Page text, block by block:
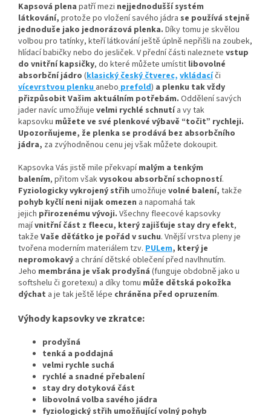
Kapsová plena patří mezi nejjednodušší systém
látkování, protože po vložení savého jádra se používá stejně
jednoduše jako jednorázová plenka. Díky tomu je skvělou
volbou pro tatínky, kteří látkování ještě úplně nepřišli na zoubek,
hlídací babičky nebo do jesliček. V přední části naleznete vstup
do vnitřní kapsičky, do které můžete umístit libovolné
absorbčníjádro (klasický český čtverec, vkládacíči
vícevrstvou plenkuaneboprefold) a plenku tak vždy
přizpůsobit Vašim aktuálním potřebám. Oddělení savých
jader navíc umožňuje velmi rychlé schnutía vy tak
kapsovku můžete ve své plenkové výbavě “točit” rychleji.
Upozorňujeme, že plenka se prodává bez absorbčního
jádra, za zvýhodněnou cenu jej však můžete dokoupit.
Kapsovka Vás jistě mile překvapímalým a tenkým
balením, přitom všakvysokou absorbční schopností.
Fyziologicky vykrojený střih umožňuje volné balení, takže
pohyb kyčlí neni nijak omezen a napomahá tak
jejich přirozenému vývoji. Všechny fleecové kapsovky
majívnitřní část z fleecu, který zajišťuje stay dry efekt,
takže Vaše děťátko je pořád v suchu. Vnější vrstva pleny je
tvořena moderním materiálem tzv. PULem, který je
nepromokavý a chrání dětské oblečení před navlhnutím.
Jeho membrána je však prodyšná (funguje obdobně jako u
softshelu či goretexu) a díky tomu může dětská pokožka
dýchat a je tak ještě lépe chráněna před opruzením.
Výhody kapsovky ve zkratce:
prodyšná
tenká a poddajná
velmi rychle suchá
rychlé a snadné přebalení
stay dry dotyková část
libovolná volba savého jádra
fyziologický střih umožňující volný pohyb